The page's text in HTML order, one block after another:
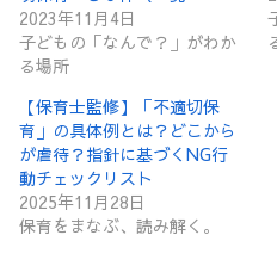
2023年11月4日
子どもの「なんで？」がわか
る場所
【保育士監修】「不適切保
育」の具体例とは？どこから
が虐待？指針に基づくNG行
動チェックリスト
2025年11月28日
保育をまなぶ、読み解く。